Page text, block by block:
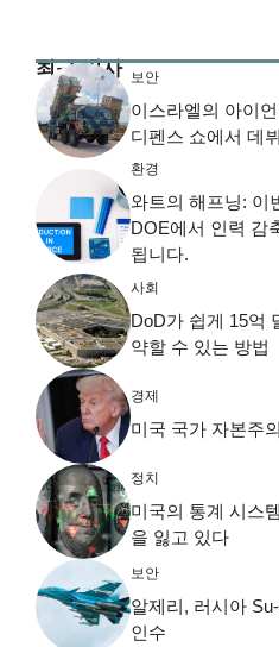
최근 기사 보안
이스라엘의 아이
디펜스 쇼에서 데뷔
환경
와트의 해프닝: 이
DOE에서 인력 감
됩니다.
사회
DoD가 쉽게 15억
약할 수 있는 방법
경제
미국 국가 자본주
정치
미국의 통계 시스
을 잃고 있다
보안
알제리, 러시아
인수